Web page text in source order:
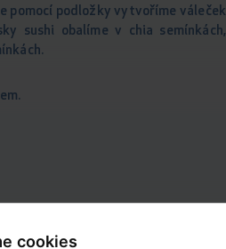
cookies
pomocí podložky vytvoříme váleček
sushi obalíme v chia semínkách,